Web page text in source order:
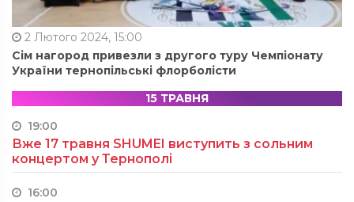
2 Лютого 2024, 15:00
Сім нагород привезли з другого туру Чемпіонату
України тернопільські флорболісти
15 ТРАВНЯ
19:00
Вже 17 травня SHUMEI виступить з сольним
концертом у Тернополі
16:00